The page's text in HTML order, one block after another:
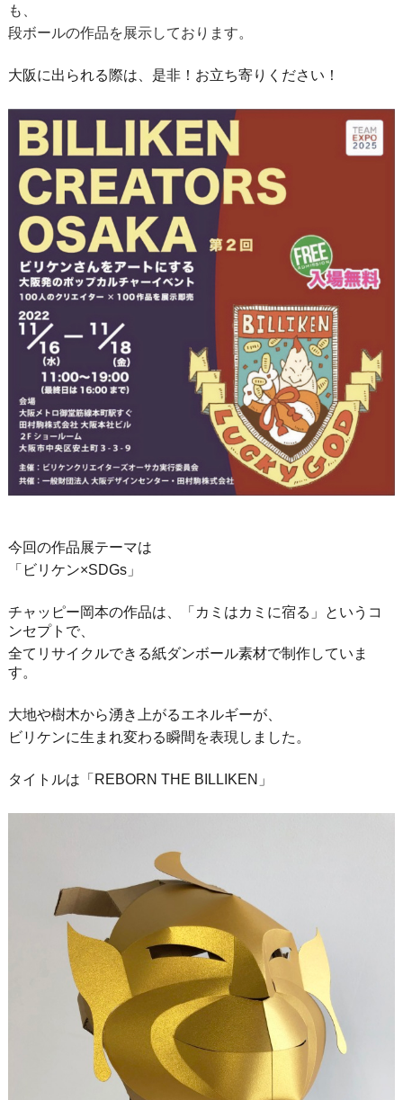
も、
段ボールの作品を展示しております。
大阪に出られる際は、是非！お立ち寄りください！
今回の作品展テーマは
「ビリケン×SDGs」
チャッピー岡本の作品は、「カミはカミに宿る」というコ
ンセプトで、
全てリサイクルできる紙ダンボール素材で制作していま
す。
大地や樹木から湧き上がるエネルギーが、
ビリケンに生まれ変わる瞬間を表現しました。
タイトルは「REBORN THE BILLIKEN」